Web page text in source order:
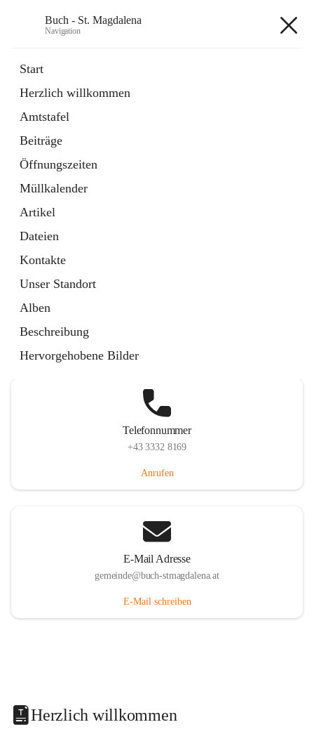
Buch - St. Magdalena
Navigation
Start
Herzlich willkommen
Amtstafel
Beiträge
Öffnungszeiten
Müllkalender
Artikel
Dateien
Kontakte
Unser Standort
Alben
Beschreibung
Hervorgehobene Bilder
11 Schnellzugriffe
Bürgerservice
10 Schnellzugriffe
Telefonnummer
+43 3332 8169
Anrufen
E-Mail Adresse
gemeinde@buch-stmagdalena.at
E-Mail schreiben
Herzlich willkommen